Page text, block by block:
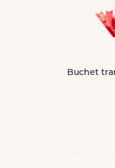
Buchet